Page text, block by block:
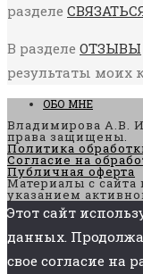
разделе
В разделе ОТЗЫВЫ
результаты моих
ОБО МНЕ
Владимирова А.В.
права защищены.
Политика
Согласие на
Публичная оферта
Материалы с сайта
указанием
Этот сайт
данных.
свое согласие на